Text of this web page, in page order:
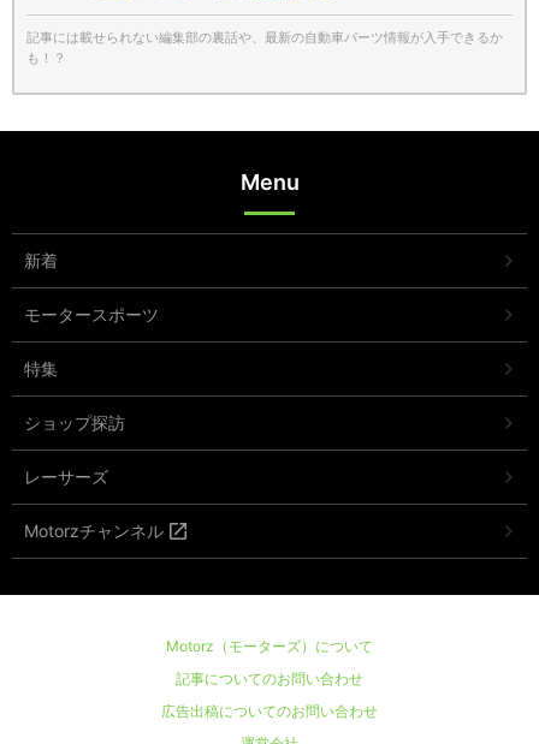
記事には載せられない編集部の裏話や、最新の自動車パーツ情報が入手できるか
も！？
Menu
新着
モータースポーツ
特集
ショップ探訪
レーサーズ
Motorzチャンネル
Motorz（モーターズ）について
記事についてのお問い合わせ
広告出稿についてのお問い合わせ